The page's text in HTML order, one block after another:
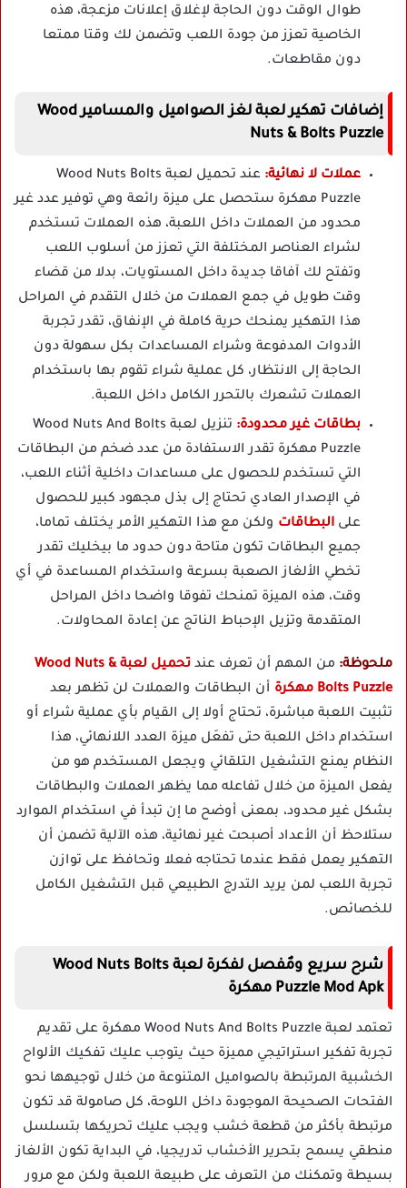
طوال الوقت دون الحاجة لإغلاق إعلانات مزعجة، هذه
الخاصية تعزز من جودة اللعب وتضمن لك وقتا ممتعا
دون مقاطعات.
إضافات تهكير لعبة لغز الصواميل والمسامير Wood
Nuts & Bolts Puzzle
عملات لا نهائية:
عند تحميل لعبة Wood Nuts Bolts
Puzzle مهكرة ستحصل على ميزة رائعة وهي توفير عدد غير
محدود من العملات داخل اللعبة، هذه العملات تستخدم
لشراء العناصر المختلفة التي تعزز من أسلوب اللعب
وتفتح لك آفاقا جديدة داخل المستويات، بدلا من قضاء
وقت طويل في جمع العملات من خلال التقدم في المراحل
هذا التهكير يمنحك حرية كاملة في الإنفاق، تقدر تجربة
الأدوات المدفوعة وشراء المساعدات بكل سهولة دون
الحاجة إلى الانتظار، كل عملية شراء تقوم بها باستخدام
العملات تشعرك بالتحرر الكامل داخل اللعبة.
بطاقات غير محدودة:
تنزيل لعبة Wood Nuts And Bolts
Puzzle مهكرة تقدر الاستفادة من عدد ضخم من البطاقات
التي تستخدم للحصول على مساعدات داخلية أثناء اللعب،
في الإصدار العادي تحتاج إلى بذل مجهود كبير للحصول
على البطاقات ولكن مع هذا التهكير الأمر يختلف تماما،
جميع البطاقات تكون متاحة دون حدود ما بيخليك تقدر
تخطي الألغاز الصعبة بسرعة واستخدام المساعدة في أي
وقت، هذه الميزة تمنحك تفوقا واضحا داخل المراحل
المتقدمة وتزيل الإحباط الناتج عن إعادة المحاولات.
ملحوظة: من المهم أن تعرف عند
تحميل لعبة Wood Nuts &
Bolts Puzzle مهكرة
أن البطاقات والعملات لن تظهر بعد
تثبيت اللعبة مباشرة، تحتاج أولا إلى القيام بأي عملية شراء أو
استخدام داخل اللعبة حتى تفعَل ميزة العدد اللانهائي، هذا
النظام يمنع التشغيل التلقائي ويجعل المستخدم هو من
يفعل الميزة من خلال تفاعله مما يظهر العملات والبطاقات
بشكل غير محدود، بمعنى أوضح ما إن تبدأ في استخدام الموارد
ستلاحظ أن الأعداد أصبحت غير نهائية، هذه الآلية تضمن أن
التهكير يعمل فقط عندما تحتاجه فعلا وتحافظ على توازن
تجربة اللعب لمن يريد التدرج الطبيعي قبل التشغيل الكامل
للخصائص.
شرح سريع ومٌفصل لفكرة لعبة Wood Nuts Bolts
Puzzle Mod Apk مهكرة
تعتمد لعبة Wood Nuts And Bolts Puzzle مهكرة على تقديم
تجربة تفكير استراتيجي مميزة حيث يتوجب عليك تفكيك الألواح
الخشبية المرتبطة بالصواميل المتنوعة من خلال توجيهها نحو
الفتحات الصحيحة الموجودة داخل اللوحة، كل صامولة قد تكون
مرتبطة بأكثر من قطعة خشب ويجب عليك تحريكها بتسلسل
منطقي يسمح بتحرير الأخشاب تدريجيا، في البداية تكون الألغاز
بسيطة وتمكنك من التعرف على طبيعة اللعبة ولكن مع مرور